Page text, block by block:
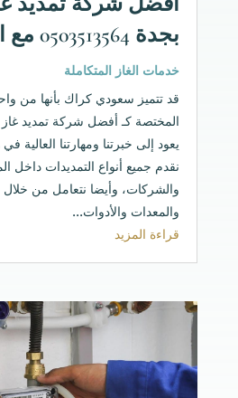
بجدة 0503513564 مع الخصم
خدمات الغاز المتكاملة
قد تتميز سعودي كراك بأنها من
المختصة كـ أفضل شركة تمديد
يعود إلى خبرتنا ومهارتنا العالية
نقدم جميع أنواع التمديدات داخل
والشركات، وأيضا نتعامل من خلال
والمعدات والأدوات...
قراءة المزيد